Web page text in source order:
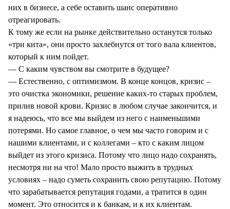
них в бизнесе, а себе оставить шанс оперативно
отреагировать.
К тому же если на рынке действительно останутся только
«три кита», они просто захлебнутся от того вала клиентов,
который к ним пойдет.
— С каким чувством вы смотрите в будущее?
— Естественно, с оптимизмом. В конце концов, кризис –
это очистка экономики, решение каких-то старых проблем,
прилив новой крови. Кризис в любом случае закончится, и
я надеюсь, что все мы выйдем из него с наименьшими
потерями. Но самое главное, о чем мы часто говорим и с
нашими клиентами, и с коллегами – кто с каким лицом
выйдет из этого кризиса. Потому что лицо надо сохранять,
несмотря ни на что! Мало просто выжить в трудных
условиях – надо суметь сохранить свою репутацию. Потому
что зарабатывается репутация годами, а тратится в один
момент. Это относится и к банкам, и к их клиентам.